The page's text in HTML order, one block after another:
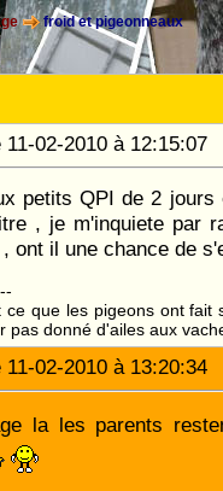
froid et pigeonneaux
11-02-2010 à
petits QPI de 2 jours
, je m'inquiete par
ont il une chance de
ce que les pigeons ont fait
pas donné d'ailes aux
11-02-2010 à
la les parents